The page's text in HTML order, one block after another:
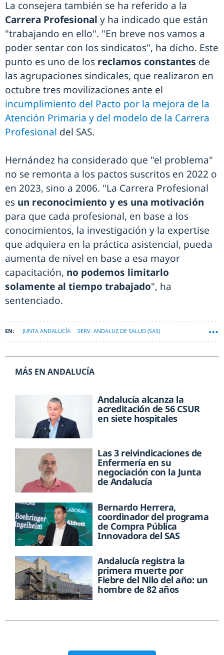
La consejera también se ha referido a la
Carrera Profesional y ha indicado que están
"trabajando en ello". "En breve nos vamos a
poder sentar con los sindicatos", ha dicho. Este
punto es uno de los reclamos constantes de
las agrupaciones sindicales, que realizaron en
octubre tres movilizaciones ante el
incumplimiento del Pacto por la mejora de la
Atención Primaria y del modelo de la Carrera
Profesional del SAS.
Hernández ha considerado que "el problema"
no se remonta a los pactos suscritos en 2022 o
en 2023, sino a 2006. "La Carrera Profesional
es un reconocimiento y es una motivación
para que cada profesional, en base a los
conocimientos, la investigación y la expertise
que adquiera en la práctica asistencial, pueda
aumenta de nivel en base a esa mayor
capacitación, no podemos limitarlo
solamente al tiempo trabajado", ha
sentenciado.
JUNTA ANDALUCÍA SERV. ANDALUZ DE SALUD (SAS)
MÁS EN ANDALUCÍA
Andalucía alcanza la
acreditación de 56 CSUR
en siete hospitales
Las 3 reivindicaciones de
Enfermería en su
negociación con la Junta
de Andalucía
Bernardo Herrera,
coordinador del programa
de Compra Pública
Innovadora del SAS
Andalucía registra la
primera muerte por
Fiebre del Nilo del año: un
hombre de 82 años